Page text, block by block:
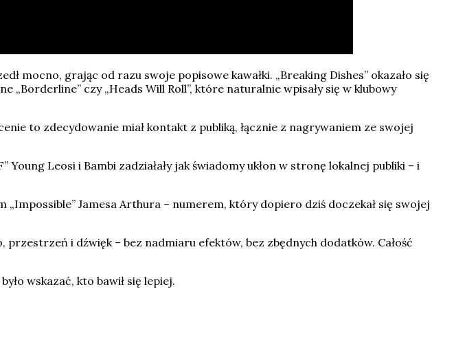
mocno, grając od razu swoje popisowe kawałki. „Breaking Dishes” okazało się
„Borderline” czy „Heads Will Roll”, które naturalnie wpisały się w klubowy
to zdecydowanie miał kontakt z publiką, łącznie z nagrywaniem ze swojej
Leosi i Bambi zadziałały jak świadomy ukłon w stronę lokalnej publiki – i
Jamesa Arthura – numerem, który dopiero dziś doczekał się swojej
i dźwięk – bez nadmiaru efektów, bez zbędnych dodatków. Całość
wskazać, kto bawił się lepiej.